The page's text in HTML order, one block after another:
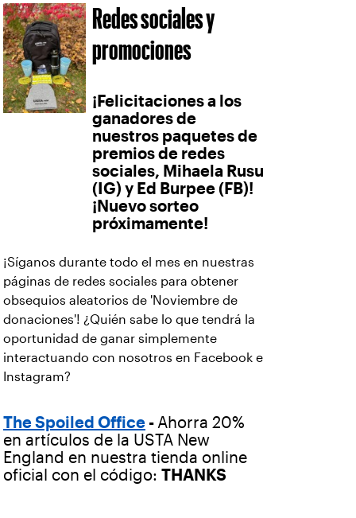
Redes sociales y
promociones
¡Felicitaciones a los
ganadores de
nuestros paquetes de
premios de redes
sociales, Mihaela Rusu
(IG) y Ed Burpee (FB)!
¡Nuevo sorteo
próximamente!
¡Síganos durante todo el mes en nuestras
páginas de redes sociales para obtener
obsequios aleatorios de 'Noviembre de
donaciones'! ¿Quién sabe lo que tendrá la
oportunidad de ganar simplemente
interactuando con nosotros en Facebook e
Instagram?
The Spoiled Office - Ahorra 20%
en artículos de la USTA New
England en nuestra tienda online
oficial con el código:
THANKS